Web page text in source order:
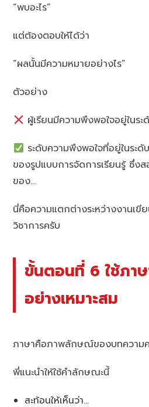
“พบอะไร”
แต่ต้องตอบให้ได้ว่า
“ผลนั้นมีความหมายอย่างไร”
ตัวอย่าง
ผู้เรียนมีความพึงพอใจอยู่ในระ
ระดับความพึงพอใจที่อยู่ในระ
ของรูปแบบการจัดการเรียนรู้ ซึ่ง
ของ…
นี่คือความแตกต่างระหว่างงานเขี
วิชาการครับ
ขั้นตอนที่ 6 ใช้ภาษ
อย่างเหมาะสม
ภาษาคือภาพลักษณ์ของบทความ
พี่แนะนำให้ใช้คำลักษณะนี้
สะท้อนให้เห็นว่า…